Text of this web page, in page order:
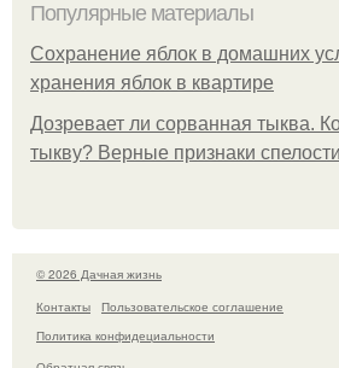
Популярные материалы
Сохранение яблок в домашних
хранения яблок в квартире
Дозревает ли сорванная тыква.
тыкву? Верные признаки
© 2026 Дачная жизнь
Контакты
Пользовательское соглашение
Политика конфидециальности